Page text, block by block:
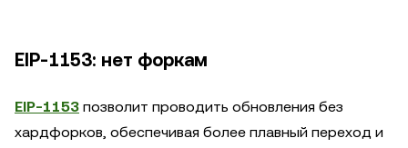
EIP-1153: нет форкам
EIP-1153 позволит проводить обновления без
хардфорков, обеспечивая более плавный переход и